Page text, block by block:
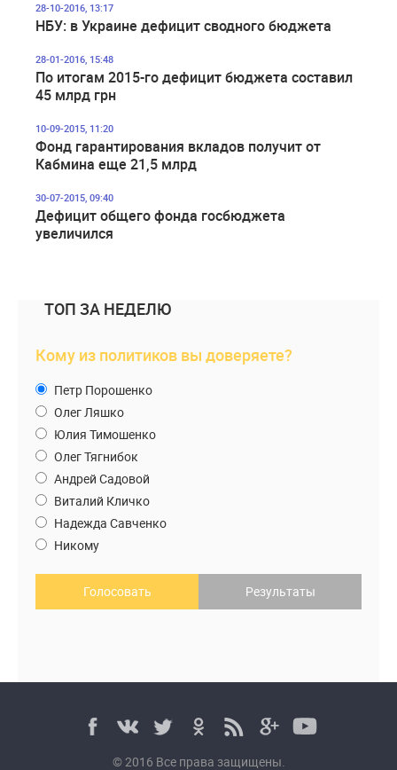
28-10-2016, 13:17
НБУ: в Украине дефицит сводного бюджета
28-01-2016, 15:48
По итогам 2015-го дефицит бюджета составил
45 млрд грн
10-09-2015, 11:20
Фонд гарантирования вкладов получит от
Кабмина еще 21,5 млрд
30-07-2015, 09:40
Дефицит общего фонда госбюджета
увеличился
ТОП ЗА НЕДЕЛЮ
Кому из политиков вы доверяете?
Петр Порошенко
Олег Ляшко
Юлия Тимошенко
Олег Тягнибок
Андрей Садовой
Виталий Кличко
Надежда Савченко
Никому
Голосовать Результаты
© 2016 Все права защищены.